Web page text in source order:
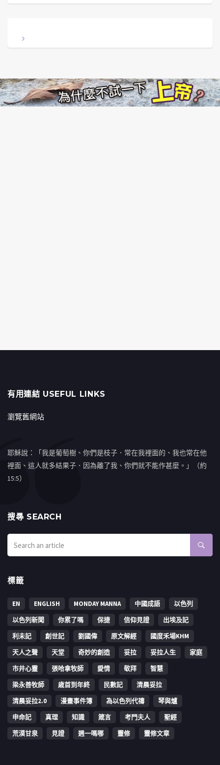
有用連結 USEFUL LINKS
瀏覽舊網站
耶穌說：「我是葡萄樹、你們是枝子．常在我裡面的、我也常在他
裡面、這人就多結果子．因為離了我、你們就不能作甚麼。」（約
15:5）
搜㝷 SEARCH
標籤
EN ENGLISH MONDAY MANNA 中國成語
以色列
以色列新聞
你累了嗎 保捷 信仰見證
出埃及記
利未記
創世記 劉國偉 原文解經
國度禾場KHM
天人之聲
天堂 奇妙的創造 妥拉 妥拉人生
家庭
市井心靈
張哈拿牧師 愛情 敬拜
智慧
梁永善牧師
歳首到年終 民數記
清晨妥拉
清晨妥拉2.0
漫畫事件簿 為以色列代禱
琴與爐
申命記
真理 知識 箴言 考門夫人
聖經
荒漠甘泉
見證 週一嗎哪 靈修 靈修文章